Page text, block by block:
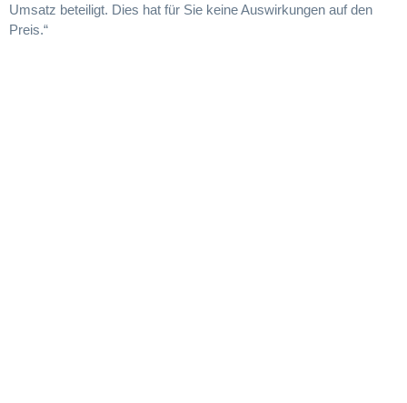
Umsatz beteiligt. Dies hat für Sie keine Auswirkungen auf den
Preis.“